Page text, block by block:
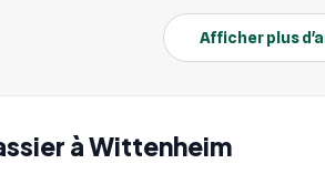
à Wittenheim
Afficher plus